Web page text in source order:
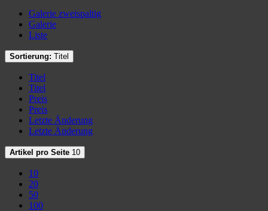
Galerie zweispaltig
Galerie
Liste
Sortierung: Titel
Titel
Titel
Preis
Preis
Letzte Änderung
Letzte Änderung
Artikel pro Seite 10
10
20
50
100